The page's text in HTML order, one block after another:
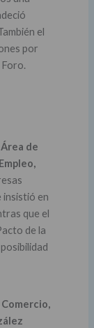
el
por
de
insistió en
que el
de la